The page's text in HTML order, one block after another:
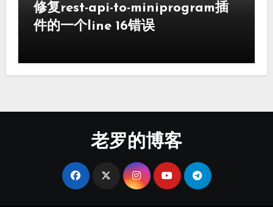
修复rest-api-to-miniprogram插
件的一个line 16错误
老罗的博客